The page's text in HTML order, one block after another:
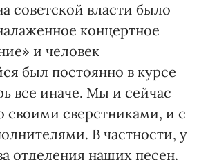
советской власти было
концертное
и человек
был постоянно в курсе
все иначе. Мы и сейчас
своими сверстниками, и с
В частности, у
отделения наших песен.